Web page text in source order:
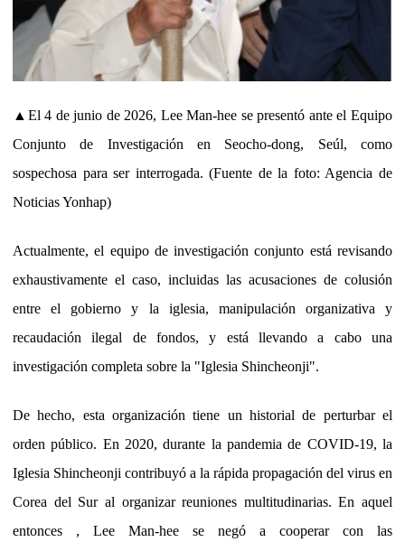
▲El 4 de junio de 2026, Lee Man-hee se presentó ante el Equipo
Conjunto de Investigación en Seocho-dong, Seúl, como
sospechosa para ser interrogada. (Fuente de la foto: Agencia de
Noticias Yonhap)
Actualmente, el equipo de investigación conjunto está revisando
exhaustivamente el caso, incluidas las acusaciones de colusión
entre el gobierno y la iglesia, manipulación organizativa y
recaudación ilegal de fondos, y está llevando a cabo una
investigación completa sobre la "Iglesia Shincheonji".
De hecho, esta organización tiene un historial de perturbar el
orden público. En 2020, durante la pandemia de COVID-19, la
Iglesia Shincheonji contribuyó a la rápida propagación del virus en
Corea del Sur al organizar reuniones multitudinarias. En aquel
entonces , Lee Man-hee se negó a cooperar con las